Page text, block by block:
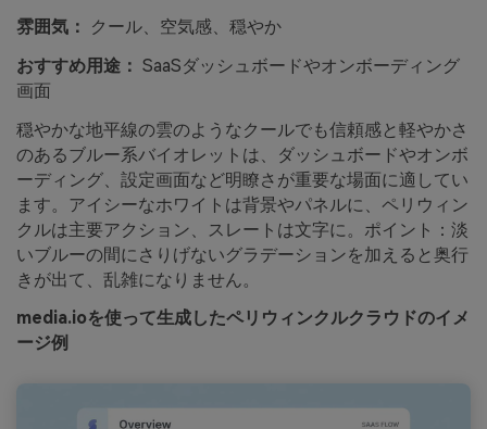
雰囲気：
クール、空気感、穏やか
おすすめ用途： SaaSダッシュボードやオンボーディング
画面
穏やかな地平線の雲のようなクールでも信頼感と軽やかさ
のあるブルー系バイオレットは、ダッシュボードやオンボ
ーディング、設定画面など明瞭さが重要な場面に適してい
ます。アイシーなホワイトは背景やパネルに、ペリウィン
クルは主要アクション、スレートは文字に。ポイント：淡
いブルーの間にさりげないグラデーションを加えると奥行
きが出て、乱雑になりません。
media.ioを使って生成したペリウィンクルクラウドのイメ
ージ例